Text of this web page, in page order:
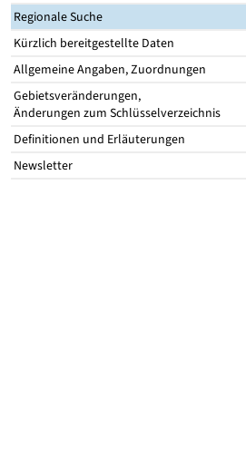
Regionale Suche
Kürzlich bereitgestellte Daten
Allgemeine Angaben, Zuordnungen
Gebietsveränderungen,
Änderungen zum Schlüsselverzeichnis
Definitionen und Erläuterungen
Newsletter